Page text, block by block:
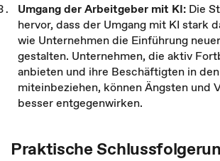
Umgang der Arbeitgeber mit KI: Die
hervor, dass der Umgang mit KI stark
wie Unternehmen die Einführung
gestalten. Unternehmen, die aktiv
anbieten und ihre Beschäftigten in
miteinbeziehen, können Ängsten und
besser entgegenwirken.
Praktische